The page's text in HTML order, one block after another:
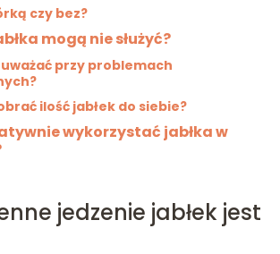
czy bez?
mogą nie służyć?
uważać przy problemach
ilość jabłek do siebie?
wykorzystać jabłka w
jedzenie jabłek jest